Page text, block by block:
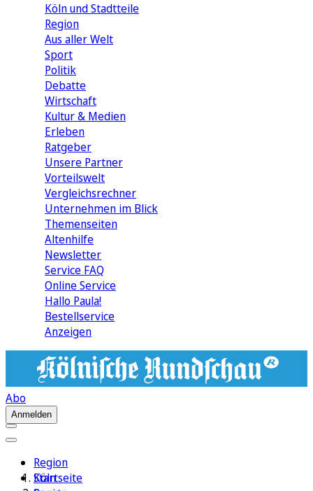
Köln und Stadtteile
Region
Aus aller Welt
Sport
Politik
Debatte
Wirtschaft
Kultur & Medien
Erleben
Ratgeber
Unsere Partner
Vorteilswelt
Vergleichsrechner
Unternehmen im Blick
Themenseiten
Altenhilfe
Newsletter
Service FAQ
Online Service
Hallo Paula!
Bestellservice
Anzeigen
Abo
Anmelden
Region
Köln
Startseite